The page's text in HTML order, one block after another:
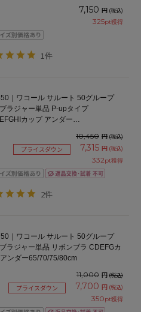
7,150 円 (税込)
325pt獲得
1件
｜ワコール サルート 50グループ
ラジャー単品 P-upタイプ
カップ アンダー
10,450 円(税込)
プライスダウン 7,315 円 (税込)
332pt獲得
2件
｜ワコール サルート 50グループ
ラジャー単品 リボンブラ CDEFGカ
ップ アンダー65/70/75/80cm
11,000 円(税込)
プライスダウン 7,700 円 (税込)
350pt獲得